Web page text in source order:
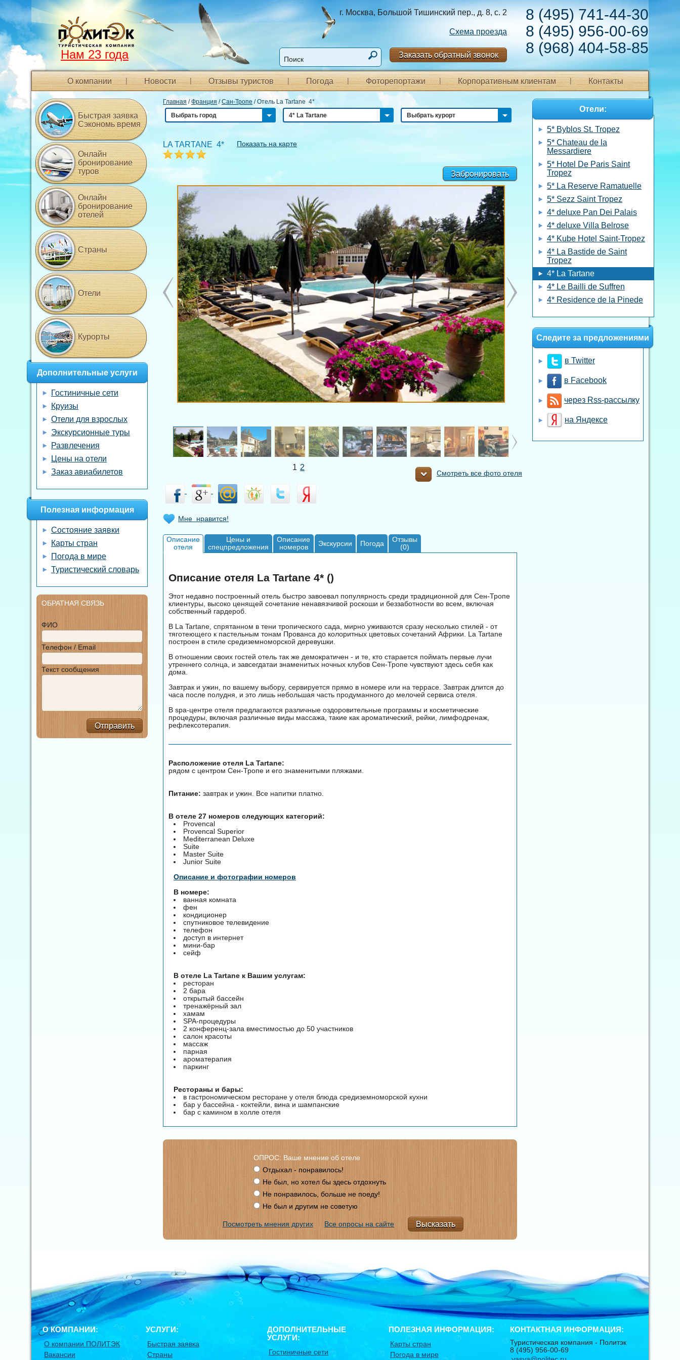
8 (495) 741-44-30
8 (495) 956-00-69
8 (968) 404-58-85
г. Москва, Большой Тишинский пер., д. 8, с. 2
Схема проезда
Заказать обратный звонок
Нам 23 года
О компании Новости Отзывы туристов Погода Фоторепортажи Корпоративным клиентам Контакты
Главная /Франция /Сан-Тропе /Отель La Tartane 4*
Выбрать город
4* La Tartane Выбрать курорт
LA TARTANE 4* Показать на карте
Забронировать
Смотреть все фото отеля
1 2
Мне нравится!
Описание
отеля
Цены и
спецпредложения
Описание
номеров
Экскурсии Погода
Отзывы
(0)
Описание отеля La Tartane 4* ()
Этот недавно построенный отель быстро завоевал популярность среди традиционной для Сен-Тропе
клиентуры, высоко ценящей сочетание ненавязчивой роскоши и беззаботности во всем, включая
собственный гардероб.
В La Tartane, спрятанном в тени тропического сада, мирно уживаются сразу несколько стилей - от
тяготеющего к пастельным тонам Прованса до колоритных цветовых сочетаний Африки. La Tartane
построен в стиле средиземноморской деревушки.
В отношении своих гостей отель так же демократичен - и те, кто старается поймать первые лучи
утреннего солнца, и завсегдатаи знаменитых ночных клубов Сен-Тропе чувствуют здесь себя как
дома.
Завтрак и ужин, по вашему выбору, сервируется прямо в номере или на террасе. Завтрак длится до
часа после полудня, и это лишь небольшая часть продуманного до мелочей сервиса отеля.
В spa-центре отеля предлагаются различные оздоровительные программы и косметические
процедуры, включая различные виды массажа, такие как ароматический, рейки, лимфодренаж,
рефлексотерапия.
Расположение отеля La Tartane:
рядом с центром Сен-Тропе и его знаменитыми пляжами.
Питание: завтрак и ужин. Все напитки платно.
В отеле 27 номеров следующих категорий:
Provencal
Provenсal Superior
Mediterranean Deluxe
Suite
Master Suite
Junior Suite
Описание и фотографии номеров
В номере:
ванная комната
фен
кондиционер
спутниковое телевидение
телефон
доступ в интернет
мини-бар
сейф
B отеле La Tartane к Вашим услугам:
ресторан
2 бара
открытый бассейн
тренажёрный зал
хамам
SPA-процедуры
2 конференц-зала вместимостью до 50 участников
салон красоты
массаж
парная
ароматерапия
паркинг
Рестораны и бары:
в гастрономическом ресторане у отеля блюда средиземноморской кухни
бар у бассейна - коктейли, вина и шампанские
бар с камином в холле отеля
ОПРОС: Ваше мнение об отеле
Отдыхал - понравилось!
Не был, но хотел бы здесь отдохнуть
Не понравилось, больше не поеду!
Не был и другим не советую
Посмотреть мнения других Все опросы на сайте
Быстрая заявка
Сэкономь время
Онлайн
бронирование
туров
Онлайн
бронирование
отелей
Страны
Отели
Курорты
Дополнительные услуги
Гостиничные сети
Круизы
Отели для взрослых
Экскурсионные туры
Развлечения
Цены на отели
Заказ авиабилетов
Полезная информация
Состояние заявки
Карты стран
Погода в мире
Туристический словарь
ОБРАТНАЯ СВЯЗЬ
ФИО
Телефон / Email
Текст сообщения
Отправить
Отели:
5* Byblos St. Tropez
5* Chateau de la
Messardiere
5* Hotel De Paris Saint
Tropez
5* La Reserve Ramatuelle
5* Sezz Saint Tropez
4* deluxe Pan Dei Palais
4* deluxe Villa Belrose
4* Kube Hotel Saint-Tropez
4* La Bastide de Saint
Tropez
4* La Tartane
4* Le Bailli de Suffren
4* Residence de la Pinede
Следите за предложениями
в Twitter
в Facebook
через Rss-рассылку
на Яндексе
О КОМПАНИИ:
О компании ПОЛИТЭК
Вакансии
УСЛУГИ:
Быстрая заявка
Страны
ДОПОЛНИТЕЛЬНЫЕ
УСЛУГИ:
Гостиничные сети
ПОЛЕЗНАЯ ИНФОРМАЦИЯ:
Карты стран
Погода в мире
КОНТАКТНАЯ ИНФОРМАЦИЯ:
Туристическая компания - Политэк
8 (495) 956-00-69